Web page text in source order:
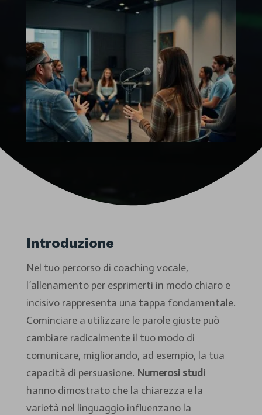
Introduzione
Nel tuo percorso di coaching vocale,
l’allenamento per esprimerti in modo chiaro e
incisivo rappresenta una tappa fondamentale.
Cominciare a utilizzare le parole giuste può
cambiare radicalmente il tuo modo di
comunicare, migliorando, ad esempio, la tua
capacità di persuasione. Numerosi studi
hanno dimostrato che la chiarezza e la
varietà nel linguaggio influenzano la